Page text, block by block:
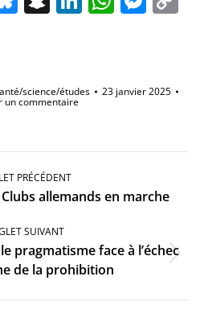
science/études 23 janvier 2025
un commentaire
PRÉCÉDENT
Ongletallemands en marche
SUIVANT
Onglet
suivant
pragmatisme face à l’échec
de la prohibition